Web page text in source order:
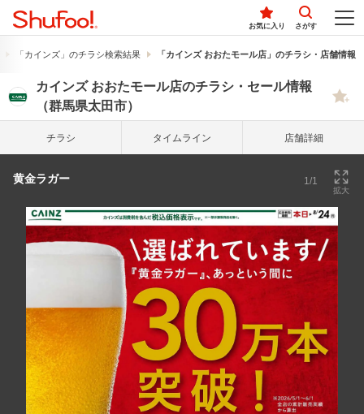
お気に入り さがす
「カインズ」のチラシ検索結果 「カインズ おおたモール店」のチラシ・店舗情報
カインズ おおたモール店のチラシ・セール情報
（群馬県太田市）
チラシ タイム ライン 店舗詳細
黄金ラガー 1/1
拡大